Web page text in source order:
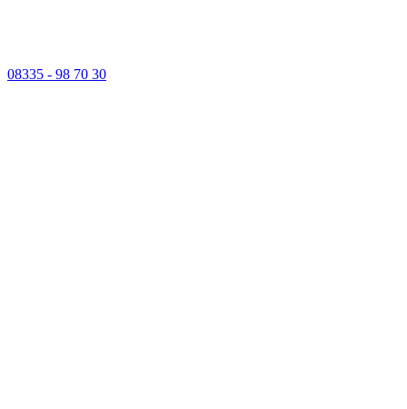
08335 - 98 70 30